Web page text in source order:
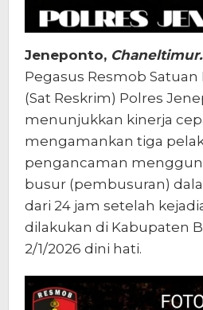
Jeneponto,
Pegasus Resmob Satuan
(Sat Reskrim) Polres
menunjukkan kinerja
mengamankan tiga
pengancaman
busur (pembusuran)
dari 24 jam setelah
dilakukan di Kabupaten
2/1/2026 dini hati.